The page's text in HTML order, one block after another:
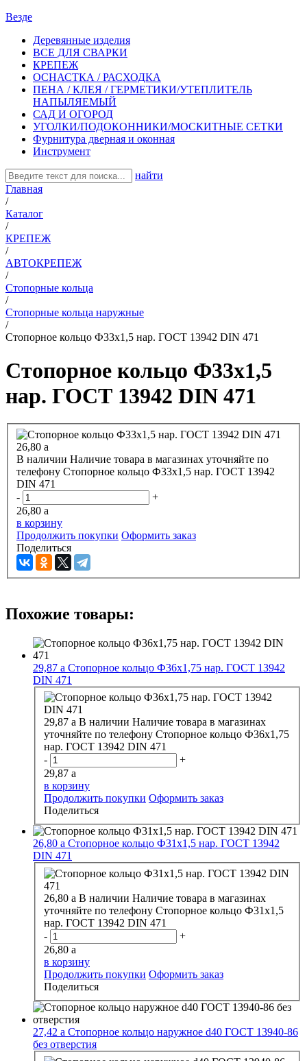
Везде
Деревянные изделия
ВСЕ ДЛЯ СВАРКИ
КРЕПЕЖ
ОСНАСТКА / РАСХОДКА
ПЕНА / КЛЕЯ / ГЕРМЕТИКИ/УТЕПЛИТЕЛЬ
НАПЫЛЯЕМЫЙ
САД И ОГОРОД
УГОЛКИ/ПОДОКОННИКИ/МОСКИТНЫЕ СЕТКИ
Фурнитура дверная и оконная
Инструмент
найти
Главная
/
Каталог
/
КРЕПЕЖ
/
АВТОКРЕПЕЖ
/
Стопорные кольца
/
Стопорные кольца наружные
/
Стопорное кольцо Ф33х1,5 нар. ГОСТ 13942 DIN 471
Стопорное кольцо Ф33х1,5
нар. ГОСТ 13942 DIN 471
26,80 a
В наличии Наличие товара в магазинах уточняйте по
телефону Стопорное кольцо Ф33х1,5 нар. ГОСТ 13942
DIN 471
-
+
26,80 a
в корзину
Продолжить покупки Оформить заказ
Поделиться
Похожие товары:
29,87 a Стопорное кольцо Ф36х1,75 нар. ГОСТ 13942
DIN 471
29,87 a В наличии Наличие товара в магазинах
уточняйте по телефону Стопорное кольцо Ф36х1,75
нар. ГОСТ 13942 DIN 471
-
+
29,87 a
в корзину
Продолжить покупки Оформить заказ
Поделиться
26,80 a Стопорное кольцо Ф31х1,5 нар. ГОСТ 13942
DIN 471
26,80 a В наличии Наличие товара в магазинах
уточняйте по телефону Стопорное кольцо Ф31х1,5
нар. ГОСТ 13942 DIN 471
-
+
26,80 a
в корзину
Продолжить покупки Оформить заказ
Поделиться
27,42 a Стопорное кольцо наружное d40 ГОСТ 13940-86
без отверстия